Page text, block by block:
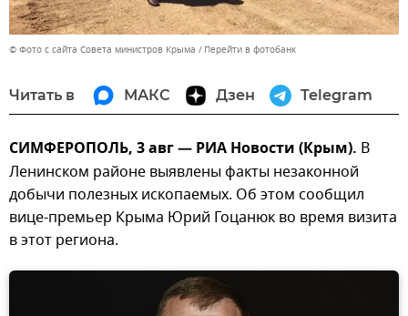
© Фото с сайта Совета министров Крыма Перейти в фотобанк
Читать в МАКС Дзен Telegram
СИМФЕРОПОЛЬ, 3 авг — РИА Новости (Крым). В
Ленинском районе выявлены факты незаконной
добычи полезных ископаемых. Об этом сообщил
вице-премьер Крыма Юрий Гоцанюк во время визита
в этот региона.